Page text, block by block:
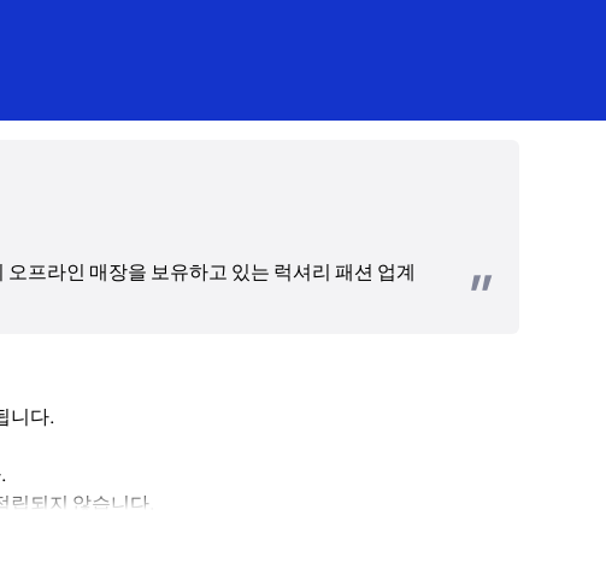
프라인 매장을 보유하고 있는 럭셔리 패션 업계
니다.
립되지 않습니다.